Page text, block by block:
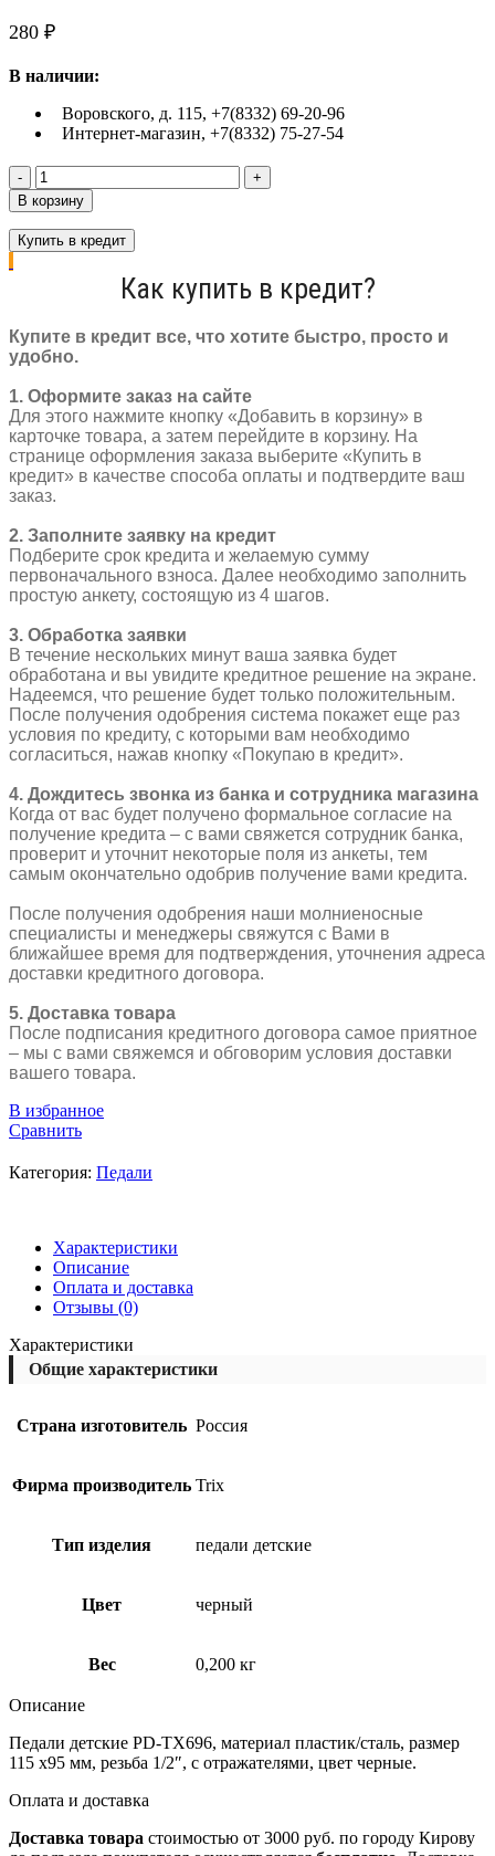
280 ₽
В наличии:
Воровского, д. 115, +7(8332) 69-20-96
Интернет-магазин, +7(8332) 75-27-54
Количество
товара
Педали
МТВ
детские
1/2
отражатели
х
85
мм
черный
В корзину
Купить в кредит
Как купить в кредит?
Купите в кредит все, что хотите быстро, просто и
удобно.
1. Оформите заказ на сайте
Для этого нажмите кнопку «Добавить в корзину» в
карточке товара, а затем перейдите в корзину. На
странице оформления заказа выберите «Купить в
кредит» в качестве способа оплаты и подтвердите ваш
заказ.
2. Заполните заявку на кредит
Подберите срок кредита и желаемую сумму
первоначального взноса. Далее необходимо заполнить
простую анкету, состоящую из 4 шагов.
3. Обработка заявки
В течение нескольких минут ваша заявка будет
обработана и вы увидите кредитное решение на экране.
Надеемся, что решение будет только положительным.
После получения одобрения система покажет еще раз
условия по кредиту, с которыми вам необходимо
согласиться, нажав кнопку «Покупаю в кредит».
4. Дождитесь звонка из банка и сотрудника магазина
Когда от вас будет получено формальное согласие на
получение кредита – с вами свяжется сотрудник банка,
проверит и уточнит некоторые поля из анкеты, тем
самым окончательно одобрив получение вами кредита.
После получения одобрения наши молниеносные
специалисты и менеджеры свяжутся с Вами в
ближайшее время для подтверждения, уточнения адреса
доставки кредитного договора.
5. Доставка товара
После подписания кредитного договора самое приятное
– мы с вами свяжемся и обговорим условия доставки
вашего товара.
В избранное
Сравнить
Категория: Педали
Характеристики
Описание
Оплата и доставка
Отзывы (0)
Характеристики
Общие характеристики
Страна изготовитель Россия
Фирма производитель Trix
Тип изделия педали детские
Цвет черный
Вес 0,200 кг
Описание
Педали детские PD-TX696, материал пластик/сталь, размер
115 x95 мм, резьба 1/2″, с отражателями, цвет черные.
Оплата и доставка
Доставка товара стоимостью от 3000 руб. по городу Кирову